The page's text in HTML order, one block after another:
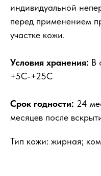
индивидуальной
перед применением
участке кожи.
Условия хранения: В
+5C-+25C
Срок годности: 24
месяцев после
Тип кожи: жирная;